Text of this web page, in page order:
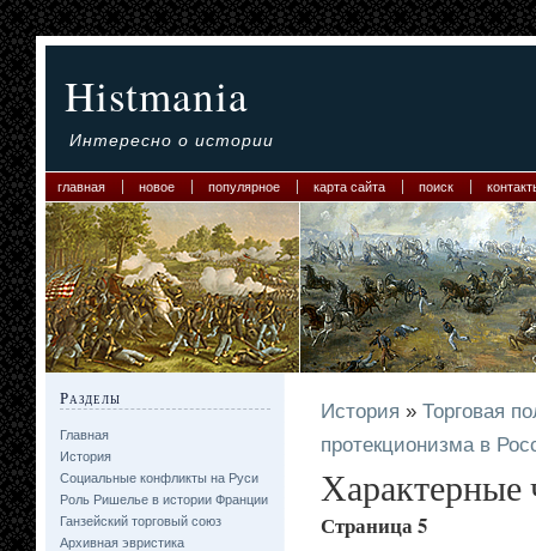
Histmania
Интересно о истории
главная новое популярное карта сайта поиск
Разделы
Главная
История
Социальные конфликты на Руси
Роль Ришелье в истории Франции
Ганзейский торговый союз
Архивная эвристика
История » Торговая
протекционизма в
Характерные
Страница 5